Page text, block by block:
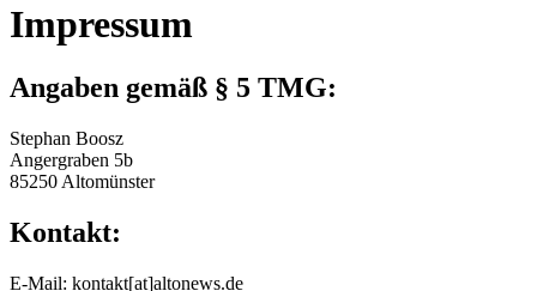
Impressum
Angaben gemäß § 5 TMG:
Stephan Boosz
Angergraben 5b
85250 Altomünster
Kontakt:
E-Mail: kontakt[at]altonews.de